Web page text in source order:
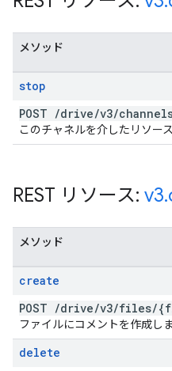
メソッド
stop
POST /drive/v3/
このチャネルを介したリソー
REST リソース: v3.
メソッド
create
POST /drive/v3/files/
ファイルにコメントを作成しま
delete